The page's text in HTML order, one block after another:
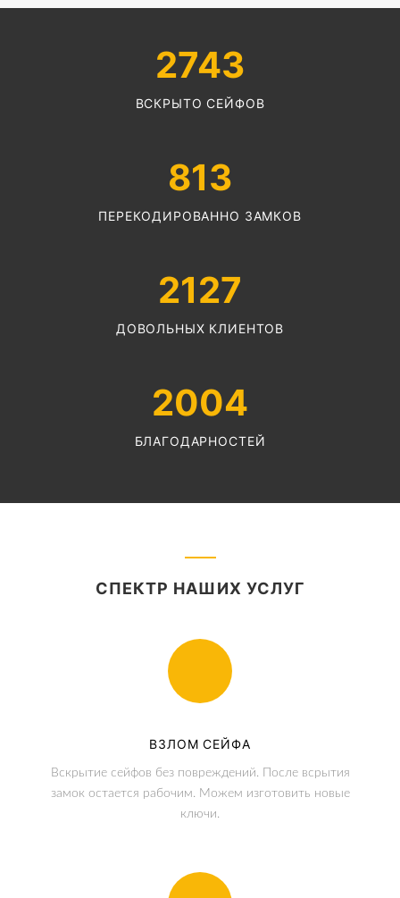
2743
ВСКРЫТО СЕЙФОВ
813
ПЕРЕКОДИРОВАННО ЗАМКОВ
2127
ДОВОЛЬНЫХ КЛИЕНТОВ
2004
БЛАГОДАРНОСТЕЙ
СПЕКТР НАШИХ УСЛУГ
ВЗЛОМ СЕЙФА
Вскрытие сейфов без повреждений. После всрытия
замок остается рабочим. Можем изготовить новые
ключи.